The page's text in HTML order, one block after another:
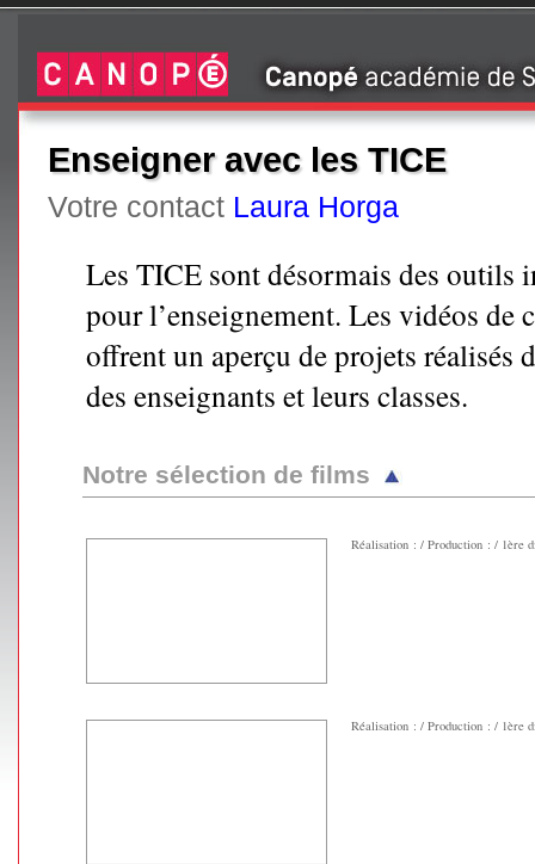
Enseigner avec les TICE
Votre contact Laura Horga
Les TICE sont désormais des outils
pour l’enseignement. Les vidéos de
offrent un aperçu de projets réalisés
des enseignants et leurs classes.
Notre sélection de films
Réalisation : / Production : / 1ère
Réalisation : / Production : / 1ère